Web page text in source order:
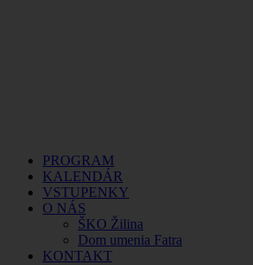
PROGRAM
KALENDÁR
VSTUPENKY
O NÁS
ŠKO Žilina
Dom umenia Fatra
KONTAKT